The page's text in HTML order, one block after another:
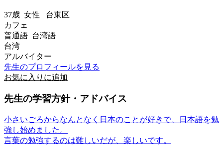
37歳 女性 台東区
カフェ
普通語 台湾語
台湾
アルバイター
先生のプロフィールを見る
お気に入りに追加
先生の学習方針・アドバイス
小さいごろからなんとなく日本のことが好きで、日本語を勉
強し始めました。
言葉の勉強するのは難しいだが、楽しいです。